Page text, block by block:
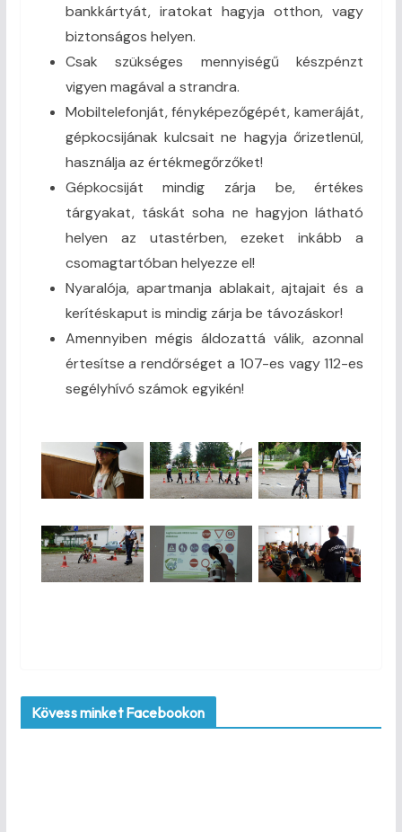
bankkártyát, iratokat hagyja otthon, vagy
biztonságos helyen.
Csak szükséges mennyiségű készpénzt
vigyen magával a strandra.
Mobiltelefonját, fényképezőgépét, kameráját,
gépkocsijának kulcsait ne hagyja őrizetlenül,
használja az értékmegőrzőket!
Gépkocsiját mindig zárja be, értékes
tárgyakat, táskát soha ne hagyjon látható
helyen az utastérben, ezeket inkább a
csomagtartóban helyezze el!
Nyaralója, apartmanja ablakait, ajtajait és a
kerítéskaput is mindig zárja be távozáskor!
Amennyiben mégis áldozattá válik, azonnal
értesítse a rendőrséget a 107-es vagy 112-es
segélyhívó számok egyikén!
Kövess minket Facebookon